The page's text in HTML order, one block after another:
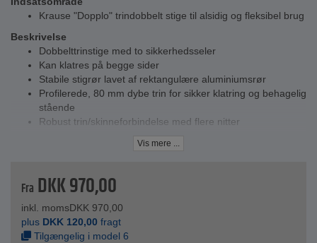
Krause "Dopplo" trindobbelt stige til alsidig og fleksibel brug
Beskrivelse
Dobbelttrinstige med to sikkerhedsseler
Kan klatres på begge sider
Stabile stigrør lavet af rektangulære aluminiumsrør
Profilerede, 80 mm dybe trin for sikker klatring og behagelig
stående
Robust trin/skinneforbindelse med flere nitter
Skridsikre fodkapper sikrer sikkert fodfæste
Materiale - aluminium
Vis mere ...
Fra DKK970,00
inkl. momsDKK 970,00
plus DKK 120,00 fragt
Tilgængelig i model 6